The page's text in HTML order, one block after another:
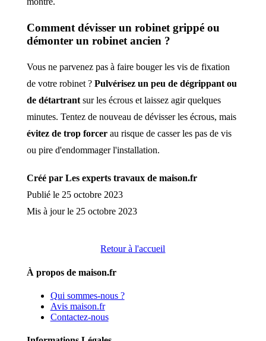
Comment dévisser un robinet grippé ou
démonter un robinet ancien ?
Vous ne parvenez pas à faire bouger les vis de fixation
de votre robinet ? Pulvérisez un peu de dégrippant ou
de détartrantsur les écrous et laissez agir quelques
minutes. Tentez de nouveau de dévisser les écrous, mais
évitez de trop forcerau risque de casser les pas de vis
ou pire d'endommager l'installation.
Créé par Les experts travaux de maison.fr
Publié le 25 octobre 2023
Mis à jour le 25 octobre 2023
Retour à l'accueil
À propos de maison.fr
Qui sommes-nous ?
Avis maison.fr
Contactez-nous